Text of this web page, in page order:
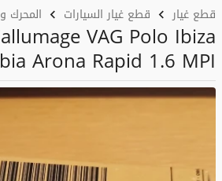
قطع غيار قطع غيار السيارات المحرك
VAG Polo Ibiza
Arona Rapid 1.6 MPI